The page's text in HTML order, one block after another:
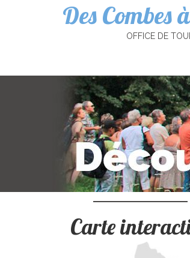
Des Combes
OFFICE DE
Carte
Cookies management panel